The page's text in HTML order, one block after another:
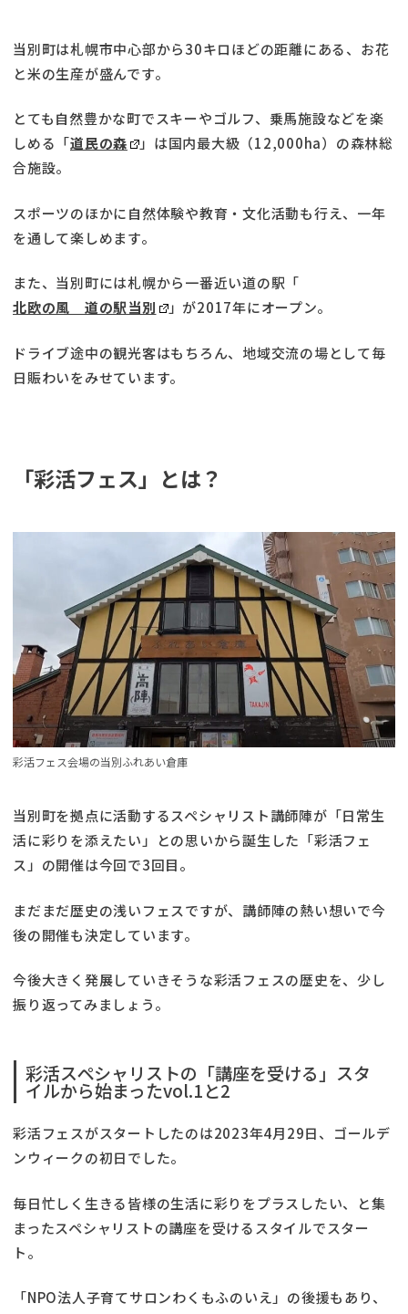
当別町は札幌市中心部から30キロほどの距離にある、お花
と米の生産が盛んです。
とても自然豊かな町でスキーやゴルフ、乗馬施設などを楽
しめる「道民の森
」は国内最大級（12,000ha）の森林総
合施設。
スポーツのほかに自然体験や教育・文化活動も行え、一年
を通して楽しめます。
また、当別町には札幌から一番近い道の駅「
北欧の風 道の駅当別
」が2017年にオープン。
ドライブ途中の観光客はもちろん、地域交流の場として毎
日賑わいをみせています。
「彩活フェス」とは？
彩活フェス会場の当別ふれあい倉庫
当別町を拠点に活動するスペシャリスト講師陣が「日常生
活に彩りを添えたい」との思いから誕生した「彩活フェ
ス」の開催は今回で3回目。
まだまだ歴史の浅いフェスですが、講師陣の熱い想いで今
後の開催も決定しています。
今後大きく発展していきそうな彩活フェスの歴史を、少し
振り返ってみましょう。
彩活スペシャリストの「講座を受ける」スタ
イルから始まったvol.1と2
彩活フェスがスタートしたのは2023年4月29日、ゴールデ
ンウィークの初日でした。
毎日忙しく生きる皆様の生活に彩りをプラスしたい、と集
まったスペシャリストの講座を受けるスタイルでスター
ト。
「NPO法人子育てサロンわくもふのいえ」の後援もあり、